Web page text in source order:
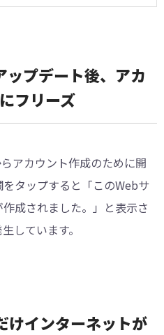
プデート後、アカ
フリーズ
アカウント作成のために開
タップすると「このWebサ
成されました。」と表示さ
しています。
インターネットが